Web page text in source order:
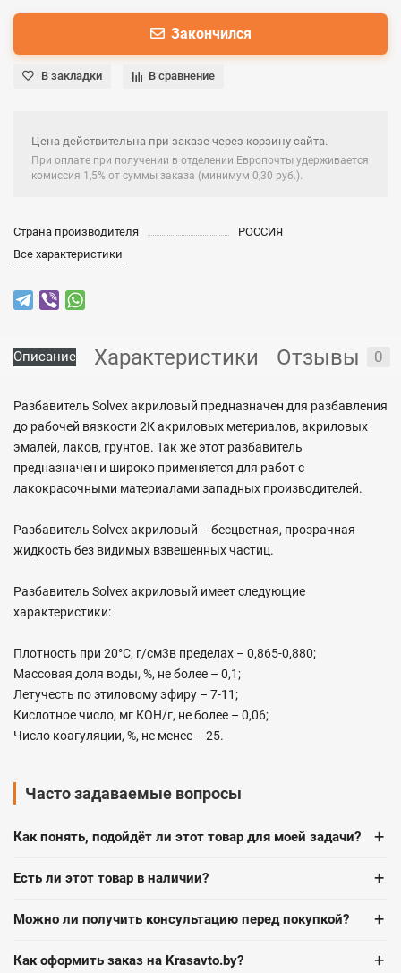
Закончился
В закладки В сравнение
Цена действительна при заказе через корзину сайта.
При оплате при получении в отделении Европочты удерживается
комиссия 1,5% от суммы заказа (минимум 0,30 руб.).
Страна производителя
РОССИЯ
Все характеристики
Описание Характеристики Отзывы 0
Разбавитель Solvex акриловый предназначен для разбавления
до рабочей вязкости 2К акриловых метериалов, акриловых
эмалей, лаков, грунтов. Так же этот разбавитель
предназначен и широко применяется для работ с
лакокрасочными материалами западных производителей.
Разбавитель Solvex акриловый – бесцветная, прозрачная
жидкость без видимых взвешенных частиц.
Разбавитель Solvex акриловый имеет следующие
характеристики:
Плотность при 20°C, г/см3в пределах – 0,865-0,880;
Массовая доля воды, %, не более – 0,1;
Летучесть по этиловому эфиру – 7-11;
Кислотное число, мг КОН/г, не более – 0,06;
Число коагуляции, %, не менее – 25.
Часто задаваемые вопросы
Как понять, подойдёт ли этот товар для моей задачи? +
Есть ли этот товар в наличии? +
Можно ли получить консультацию перед покупкой? +
Как оформить заказ на Krasavto.by? +